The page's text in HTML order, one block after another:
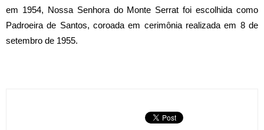
em 1954, Nossa Senhora do Monte Serrat foi escolhida como
Padroeira de Santos, coroada em cerimônia realizada em 8 de
setembro de 1955.